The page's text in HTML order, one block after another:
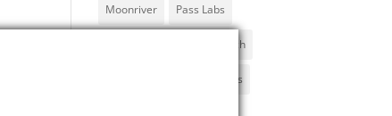
Moonriver Pass Labs
Solid Tech
Varios